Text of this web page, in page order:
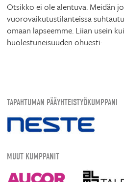
Otsikko ei ole alentuva. Meidän
vuorovaikutustilanteissa
omaan lapseemme. Liian usein
huolestuneisuuden ohuesti:…
TAPAHTUMAN PÄÄYHTEISTYÖKUMPPANI
MUUT KUMPPANIT